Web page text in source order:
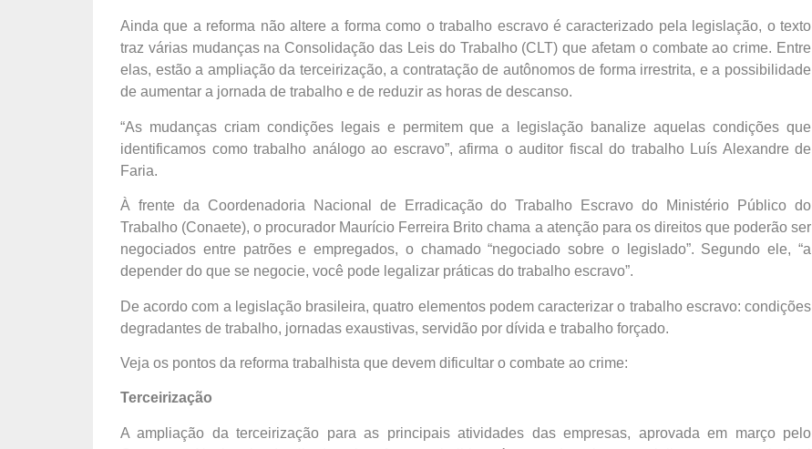
Ainda que a reforma não altere a forma como o trabalho escravo é caracterizado pela legislação, o texto
traz várias mudanças na Consolidação das Leis do Trabalho (CLT) que afetam o combate ao crime. Entre
elas, estão a ampliação da terceirização, a contratação de autônomos de forma irrestrita, e a possibilidade
de aumentar a jornada de trabalho e de reduzir as horas de descanso.
“As mudanças criam condições legais e permitem que a legislação banalize aquelas condições que
identificamos como trabalho análogo ao escravo”, afirma o auditor fiscal do trabalho Luís Alexandre de
Faria.
À frente da Coordenadoria Nacional de Erradicação do Trabalho Escravo do Ministério Público do
Trabalho (Conaete), o procurador Maurício Ferreira Brito chama a atenção para os direitos que poderão ser
negociados entre patrões e empregados, o chamado “negociado sobre o legislado”. Segundo ele, “a
depender do que se negocie, você pode legalizar práticas do trabalho escravo”.
De acordo com a legislação brasileira, quatro elementos podem caracterizar o trabalho escravo: condições
degradantes de trabalho, jornadas exaustivas, servidão por dívida e trabalho forçado.
Veja os pontos da reforma trabalhista que devem dificultar o combate ao crime:
Terceirização
A ampliação da terceirização para as principais atividades das empresas, aprovada em março pelo